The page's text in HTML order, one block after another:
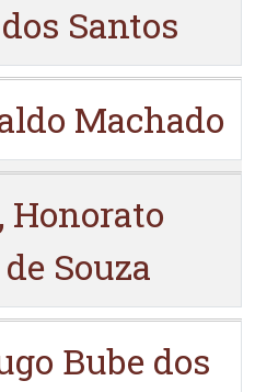
Santos
Machado
Honorato
Souza
Bube dos